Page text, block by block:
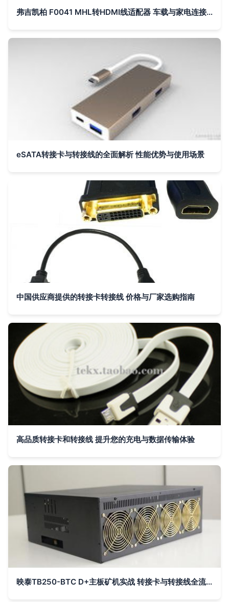
弗吉凯柏 F0041 MHL转HDMI线适配器 车载与家电连接的便捷桥梁
eSATA转接卡与转接线的全面解析 性能优势与使用场景
中国供应商提供的转接卡转接线 价格与厂家选购指南
高品质转接卡和转接线 提升您的充电与数据传输体验
映泰TB250-BTC D+主板矿机实战 转接卡与转接线全流程安装指南